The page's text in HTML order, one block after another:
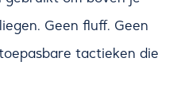
Geen fluff. Geen
tactieken die